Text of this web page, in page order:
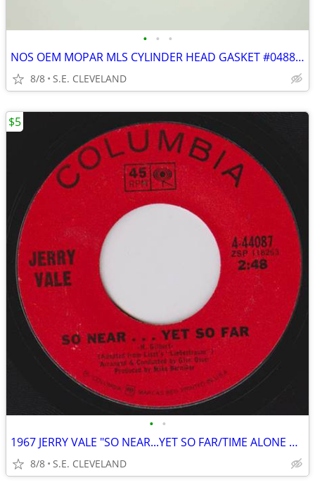
• • •
NOS OEM MOPAR MLS CYLINDER HEAD GASKET #04884443AD
8/8 S.E. CLEVELAND
• •
1967 JERRY VALE "SO NEAR...YET SO FAR/TIME ALONE WILL TELL" 45 RECORD
8/8 S.E. CLEVELAND
$5